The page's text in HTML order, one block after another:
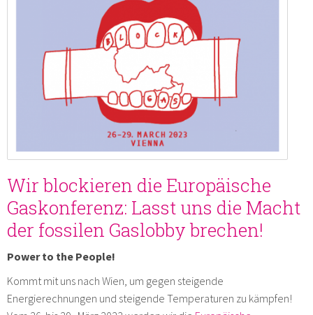
Wir blockieren die Europäische
Gaskonferenz: Lasst uns die Macht
der fossilen Gaslobby brechen!
Power to the People!
Kommt mit uns nach Wien, um gegen steigende
Energierechnungen und steigende Temperaturen zu kämpfen!